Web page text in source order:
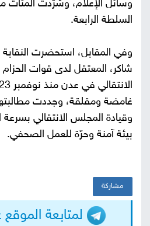
وسائل الإعلام، وشرّدت المئات
السلطة الرابعة.
وفي المقابل، استحضرت
شاكر، المعتقل لدى قوات الحزام
غامضة ومقلقة، وجددت
وقيادة المجلس الانتقالي
بيئة آمنة وحرّة للعمل الصحفي.
مشاركة
لمتابعة الموقع